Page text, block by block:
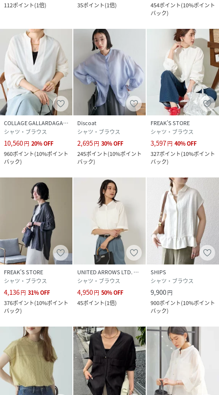
112ポイント(1倍)
35ポイント(1倍)
454ポイント(10%ポイント
バック)
COLLAGE GALLARDAGALANTE
シャツ・ブラウス
10,560円 20%OFF
960ポイント(10%ポイント
バック)
Discoat
シャツ・ブラウス
2,695円 30%OFF
245ポイント(10%ポイント
バック)
FREAK’S STORE
シャツ・ブラウス
3,597円 40%OFF
327ポイント(10%ポイント
バック)
FREAK’S STORE
シャツ・ブラウス
4,136円 31%OFF
376ポイント(10%ポイント
バック)
UNITED ARROWS LTD. OUTLET
シャツ・ブラウス
4,950円 50%OFF
45ポイント(1倍)
SHIPS
シャツ・ブラウス
9,900円
900ポイント(10%ポイント
バック)